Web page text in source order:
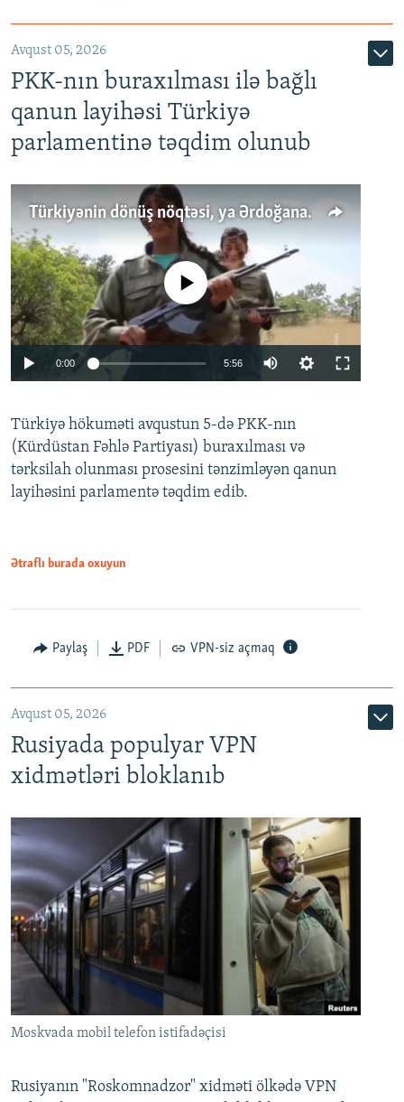
Avqust 05, 2026
PKK-nın buraxılması ilə bağlı
qanun layihəsi Türkiyə
parlamentinə təqdim olunub
Türkiyənin dönüş nöqtəsi, ya Ərdoğana üçüncü şans: PKK ilə qəfil barışıq nə deməkdir?
Auto 240p 360p 480p
720p 1080p
No media source currently available
0:00 5:56
360p
480p
Türkiyə hökuməti avqustun 5-də PKK-nın
(Kürdüstan Fəhlə Partiyası) buraxılması və
tərksilah olunması prosesini tənzimləyən qanun
layihəsini parlamentə təqdim edib.
Ətraflı burada oxuyun
Paylaş PDF VPN-siz açmaq
Avqust 05, 2026
Rusiyada populyar VPN
xidmətləri bloklanıb
Moskvada mobil telefon istifadəçisi
Rusiyanın "Roskomnadzor" xidməti ölkədə VPN